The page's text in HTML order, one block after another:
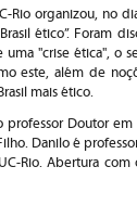
Rio organizou, no
ético”. Foram
"crise ética", o
este, além de
mais ético.
professor Doutor
Danilo é
Rio.Abertura com